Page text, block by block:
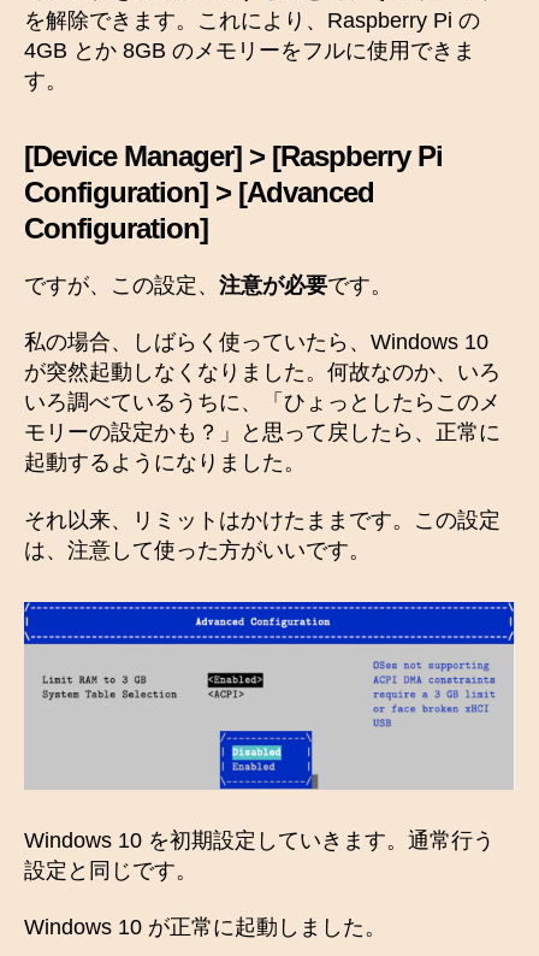
を解除できます。これにより、Raspberry Pi の
4GB とか 8GB のメモリーをフルに使用できま
す。
[Device Manager] > [Raspberry Pi
Configuration] > [Advanced
Configuration]
ですが、この設定、 注意が必要です。
私の場合、しばらく使っていたら、Windows 10
が突然起動しなくなりました。何故なのか、いろ
いろ調べているうちに、「ひょっとしたらこのメ
モリーの設定かも？」と思って戻したら、正常に
起動するようになりました。
それ以来、リミットはかけたままです。この設定
は、注意して使った方がいいです。
Windows 10 を初期設定していきます。通常行う
設定と同じです。
Windows 10 が正常に起動しました。